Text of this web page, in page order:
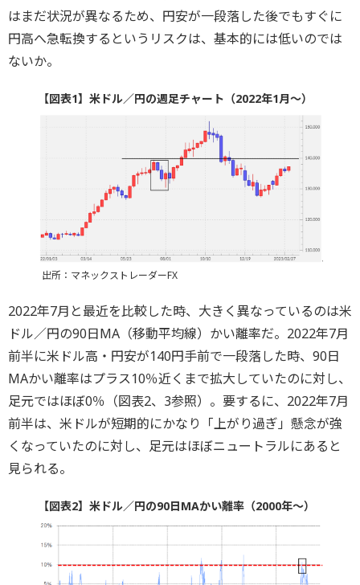
はまだ状況が異なるため、円安が一段落した後でもすぐに
円高へ急転換するというリスクは、基本的には低いのでは
ないか。
【図表1】米ドル／円の週足チャート（2022年1月～）
出所：マネックストレーダーFX
2022年7月と最近を比較した時、大きく異なっているのは米
ドル／円の90日MA（移動平均線）かい離率だ。2022年7月
前半に米ドル高・円安が140円手前で一段落した時、90日
MAかい離率はプラス10％近くまで拡大していたのに対し、
足元ではほぼ0％（図表2、3参照）。要するに、2022年7月
前半は、米ドルが短期的にかなり「上がり過ぎ」懸念が強
くなっていたのに対し、足元はほぼニュートラルにあると
見られる。
【図表2】米ドル／円の90日MAかい離率（2000年～）